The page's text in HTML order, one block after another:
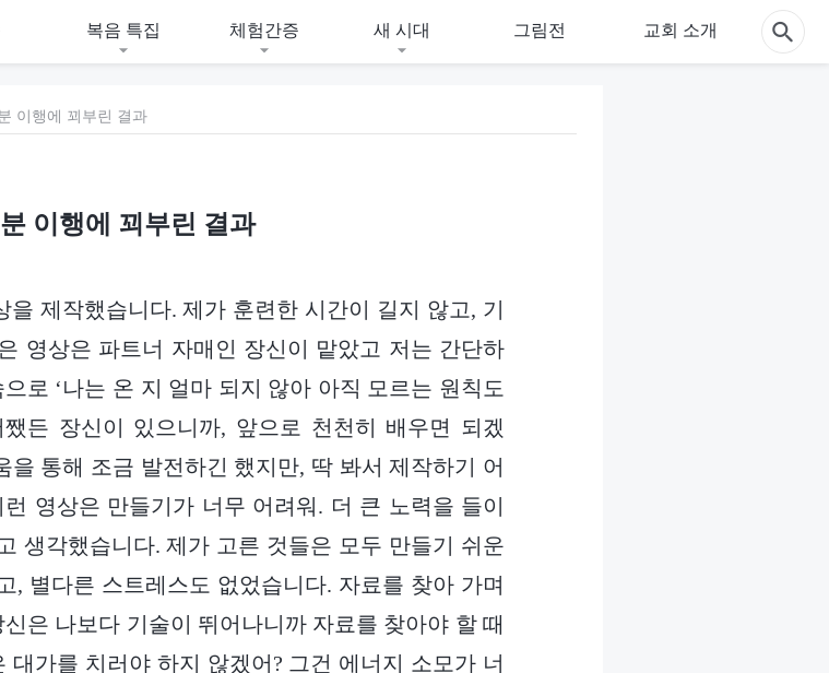
복음 특집 체험간증 새 시대 그림전 교회 소개
이행에 꾀부린 결과
이행에 꾀부린 결과
을 제작했습니다. 제가 훈련한 시간이 길지 않고, 기
영상은 파트너 자매인 장신이 맡았고 저는 간단하
로 ‘나는 온 지 얼마 되지 않아 아직 모르는 원칙도
든 장신이 있으니까, 앞으로 천천히 배우면 되겠
을 통해 조금 발전하긴 했지만, 딱 봐서 제작하기 어
영상은 만들기가 너무 어려워. 더 큰 노력을 들이
생각했습니다. 제가 고른 것들은 모두 만들기 쉬운
, 별다른 스트레스도 없었습니다. 자료를 찾아 가며
은 나보다 기술이 뛰어나니까 자료를 찾아야 할 때
대가를 치러야 하지 않겠어? 그건 에너지 소모가 너